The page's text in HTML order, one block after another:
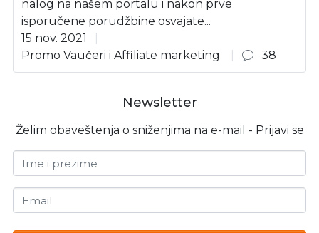
nalog na našem portalu i nakon prve
isporučene porudžbine osvajate...
15 nov. 2021
Promo Vaučeri i Affiliate marketing
38
Newsletter
Želim obaveštenja o sniženjima na e-mail - Prijavi se
Ime i prezime
Email